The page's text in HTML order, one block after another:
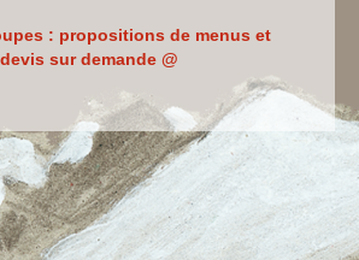
: propositions de menus et
devis sur demande @